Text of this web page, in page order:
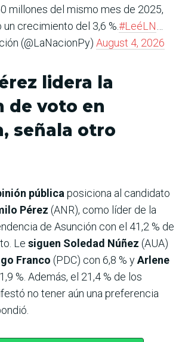
millones del mismo mes de 2025,
crecimiento del 3,6 %.#LeéLN
(@LaNacionPy) August 4, 2026
lidera la
de voto en
señala otro
pública posiciona al candidato
Pérez (ANR), como líder de la
de Asunción con el 41,2 % de
Le siguen Soledad Núñez (AUA)
Franco (PDC) con 6,8 % yArlene
%. Además, el 21,4 % de los
no tener aún una preferencia